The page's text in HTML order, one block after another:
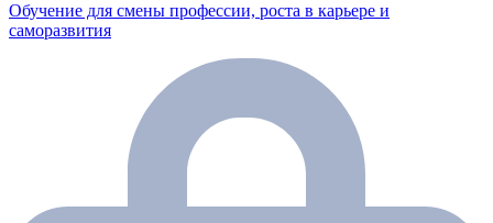
Обучение для смены профессии, роста в карьере и
саморазвития